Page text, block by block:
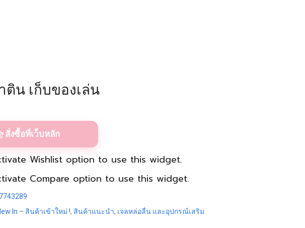
ติน เก็บของเล่น
สั่งซื้อที่เว็บหลัก
Wishlistoption to use this widget.
Compare option to use this widget.
In – สินค้าเข้าใหม่ !, สินค้าแนะนำ, เจลหล่อลื่น และอุปกรณ์เสริม